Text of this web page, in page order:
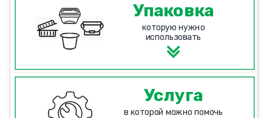
Упаковка
которую нужно
использовать
Услуга
в которой можно помочь